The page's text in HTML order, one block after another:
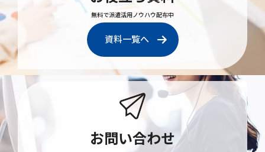
無料で派遣活用ノウハウ配布中
資料一覧へ
お問い合わせ